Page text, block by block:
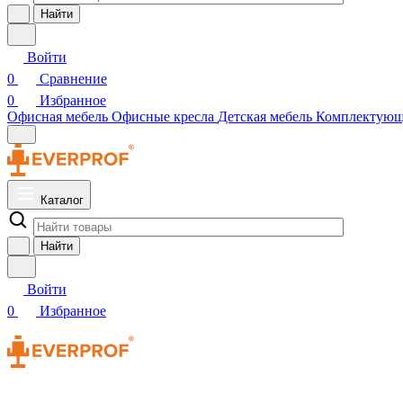
Найти
Войти
0
Сравнение
0
Избранное
Офисная мебель Офисные кресла Детская мебель
Каталог
Найти
Войти
0
Избранное